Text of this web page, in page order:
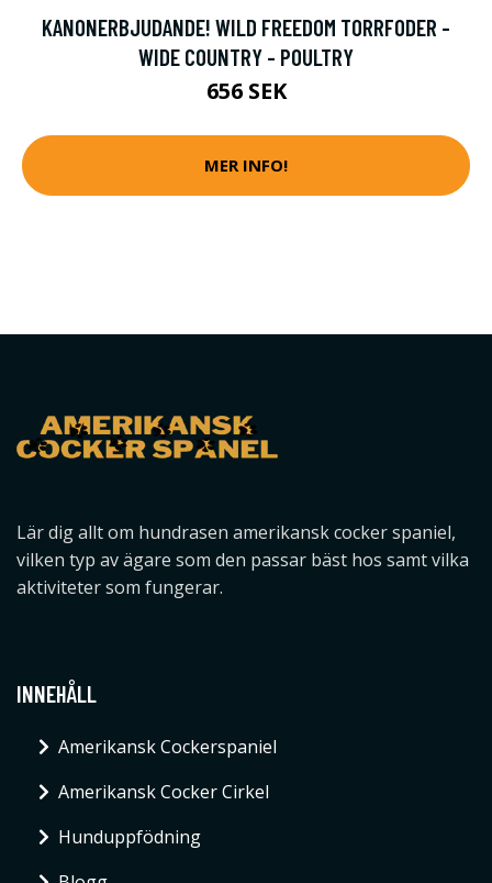
KANONERBJUDANDE! WILD FREEDOM TORRFODER -
WIDE COUNTRY - POULTRY
656 SEK
MER INFO!
Lär dig allt om hundrasen amerikansk cocker spaniel,
vilken typ av ägare som den passar bäst hos samt vilka
aktiviteter som fungerar.
INNEHÅLL
Amerikansk Cockerspaniel
Amerikansk Cocker Cirkel
Hunduppfödning